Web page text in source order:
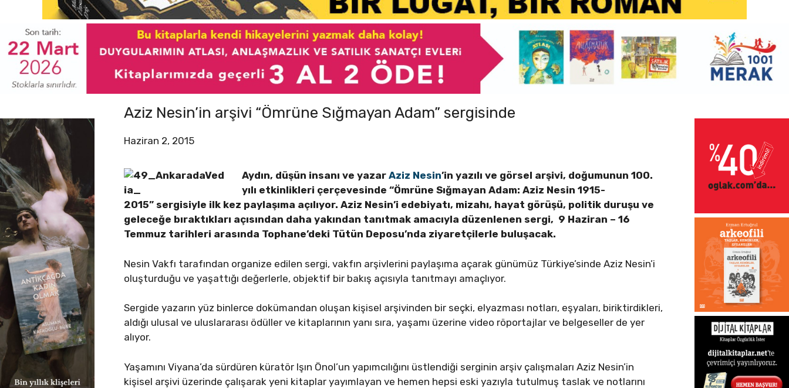
Aziz Nesin’in arşivi “Ömrüne Sığmayan Adam” sergisinde
Haziran 2, 2015
Aydın, düşün insanı ve yazar Aziz Nesin’in yazılı ve görsel arşivi, doğumunun 100.
yılı etkinlikleri çerçevesinde “Ömrüne Sığmayan Adam: Aziz Nesin 1915-
2015” sergisiyle ilk kez paylaşıma açılıyor. Aziz Nesin’i edebiyatı, mizahı, hayat görüşü, politik duruşu ve
geleceğe bıraktıkları açısından daha yakından tanıtmak amacıyla düzenlenen sergi, 9 Haziran – 16
Temmuz tarihleri arasında Tophane’deki Tütün Deposu’nda ziyaretçilerle buluşacak.
Nesin Vakfı tarafından organize edilen sergi, vakfın arşivlerini paylaşıma açarak günümüz Türkiye’sinde Aziz Nesin’i
oluşturduğu ve yaşattığı değerlerle, objektif bir bakış açısıyla tanıtmayı amaçlıyor.
Sergide yazarın yüz binlerce dokümandan oluşan kişisel arşivinden bir seçki, elyazması notları, eşyaları, biriktirdikleri,
aldığı ulusal ve uluslararası ödüller ve kitaplarının yanı sıra, yaşamı üzerine video röportajlar ve belgeseller de yer
alıyor.
Yaşamını Viyana’da sürdüren küratör Işın Önol’un yapımcılığını üstlendiği serginin arşiv çalışmaları Aziz Nesin’in
kişisel arşivi üzerinde çalışarak yeni kitaplar yayımlayan ve hemen hepsi eski yazıyla tutulmuş taslak ve notlarını